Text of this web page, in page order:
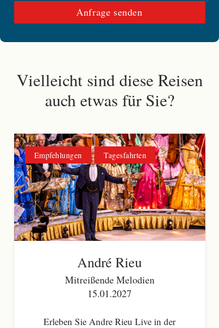
Vielleicht sind diese Reisen
auch etwas für Sie?
Empfehlungen Tagesfahrten
André Rieu
Mitreißende Melodien
15.01.2027
Erleben Sie Andre Rieu Live in der